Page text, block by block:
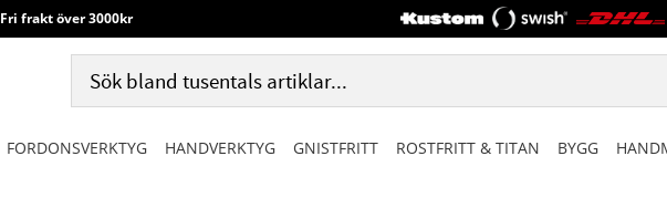
Fri frakt över 3000kr
FORDONSVERKTYG HANDVERKTYG GNISTFRITT ROSTFRITT & TITAN BYGG